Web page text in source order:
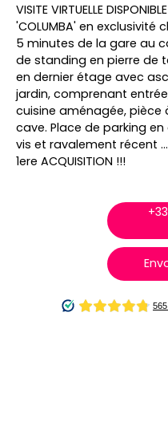
VISITE VIRTUELLE
'COLUMBA' en exclusivité
5 minutes de la gare au
de standing en pierre de
en dernier étage avec
jardin, comprenant
cuisine aménagée, pièce
cave. Place de parking
vis et ravalement récent ...
1ere ACQUISITION !!!